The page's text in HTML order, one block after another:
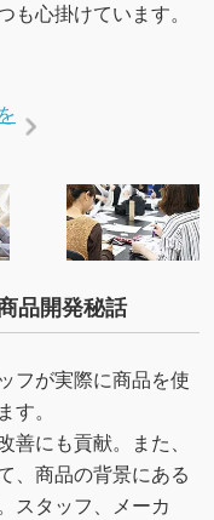
心掛けています。
品開発秘話
フが実際に商品を使
。
善にも貢献。また、
、商品の背景にある
スタッフ、メーカ